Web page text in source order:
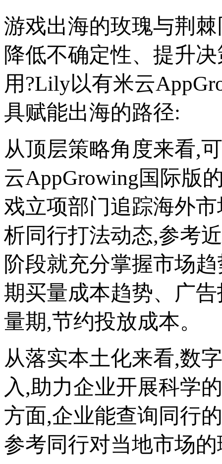
游戏出海的玫瑰与荆
降低不确定性、提升
用?Lily以有米云
具赋能出海的路径:
从顶层策略角度来看,
云AppGrowing国际版
戏立项部门追踪海外
析同行打法动态,参考
阶段就充分掌握市场
期买量成本趋势、广
量期,节约投放成本。
从落实本土化来看,数
入,助力企业开展科学
方面,企业能查询同行
参考同行对当地市场